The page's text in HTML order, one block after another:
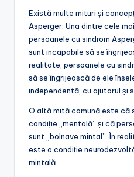
Există multe mituri și
Asperger. Una dintre cele
persoanele cu sindrom
sunt incapabile să se
realitate, persoanele cu
să se îngrijească de ele
independentă, cu ajutorul și
O altă mită comună este că
condiție „mentală” și că
sunt „bolnave mintal”. În
este o condiție
mintală.